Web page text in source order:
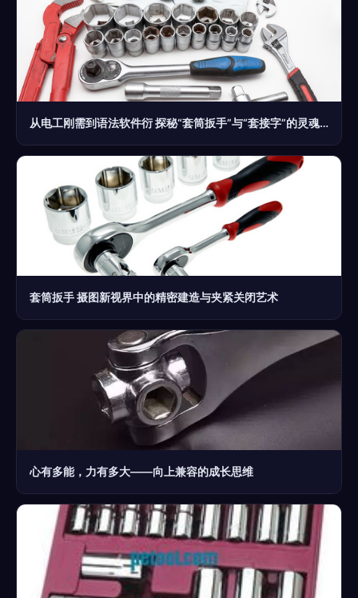
从电工刚需到语法软件衍 探秘“套筒扳手”与“套接字”的灵魂无关之术
套筒扳手 摄图新视界中的精密建造与夹紧关闭艺术
心有多能，力有多大——向上兼容的成长思维